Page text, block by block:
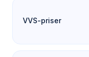
VVS-priser